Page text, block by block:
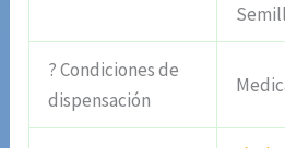
? Condiciones de
dispensación